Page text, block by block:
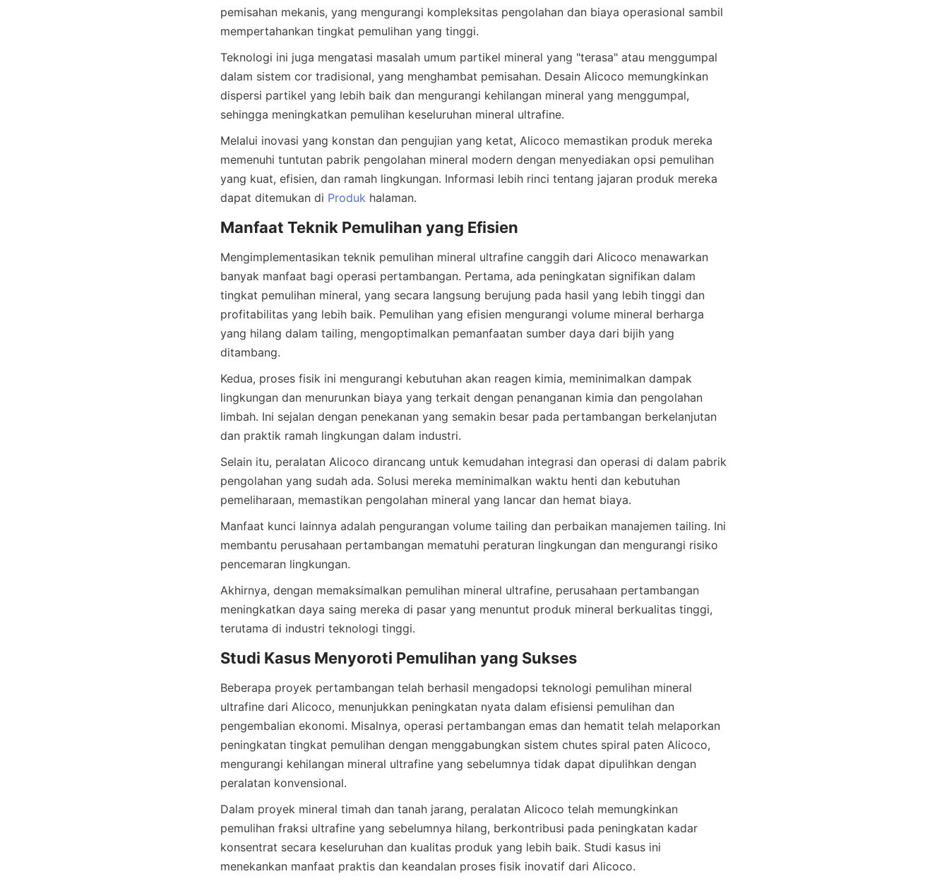
pemisahan mekanis, yang mengurangi kompleksitas pengolahan dan biaya operasional sambil
Teknologi ini juga mengatasi masalah umum partikel mineral yang "terasa" atau menggumpal
dalam sistem cor tradisional, yang menghambat pemisahan. Desain Alicoco memungkinkan
dispersi partikel yang lebih baik dan mengurangi kehilangan mineral yang menggumpal,
Melalui inovasi yang konstan dan pengujian yang ketat, Alicoco memastikan produk mereka
memenuhi tuntutan pabrik pengolahan mineral modern dengan menyediakan opsi pemulihan
yang kuat, efisien, dan ramah lingkungan. Informasi lebih rinci tentang jajaran produk mereka
dapat ditemukan di Produk
Mengimplementasikan teknik pemulihan mineral ultrafine canggih dari Alicoco menawarkan
banyak manfaat bagi operasi pertambangan. Pertama, ada peningkatan signifikan dalam
tingkat pemulihan mineral, yang secara langsung berujung pada hasil yang lebih tinggi dan
profitabilitas yang lebih baik. Pemulihan yang efisien mengurangi volume mineral berharga
yang hilang dalam tailing, mengoptimalkan pemanfaatan sumber daya dari bijih yang
Kedua, proses fisik ini mengurangi kebutuhan akan reagen kimia, meminimalkan dampak
lingkungan dan menurunkan biaya yang terkait dengan penanganan kimia dan pengolahan
limbah. Ini sejalan dengan penekanan yang semakin besar pada pertambangan berkelanjutan
dan praktik ramah lingkungan dalam industri.
Selain itu, peralatan Alicoco dirancang untuk kemudahan integrasi dan operasi di dalam pabrik
pengolahan yang sudah ada. Solusi mereka meminimalkan waktu henti dan kebutuhan
Manfaat kunci lainnya adalah pengurangan volume tailing dan perbaikan manajemen tailing. Ini
membantu perusahaan pertambangan mematuhi peraturan lingkungan dan mengurangi risiko
Akhirnya, dengan memaksimalkan pemulihan mineral ultrafine, perusahaan pertambangan
meningkatkan daya saing mereka di pasar yang menuntut produk mineral berkualitas tinggi,
Beberapa proyek pertambangan telah berhasil mengadopsi teknologi pemulihan mineral
ultrafine dari Alicoco, menunjukkan peningkatan nyata dalam efisiensi pemulihan dan
pengembalian ekonomi. Misalnya, operasi pertambangan emas dan hematit telah melaporkan
peningkatan tingkat pemulihan dengan menggabungkan sistem chutes spiral paten Alicoco,
mengurangi kehilangan mineral ultrafine yang sebelumnya tidak dapat dipulihkan dengan
Dalam proyek mineral timah dan tanah jarang, peralatan Alicoco telah memungkinkan
pemulihan fraksi ultrafine yang sebelumnya hilang, berkontribusi pada peningkatan kadar
konsentrat secara keseluruhan dan kualitas produk yang lebih baik. Studi kasus ini